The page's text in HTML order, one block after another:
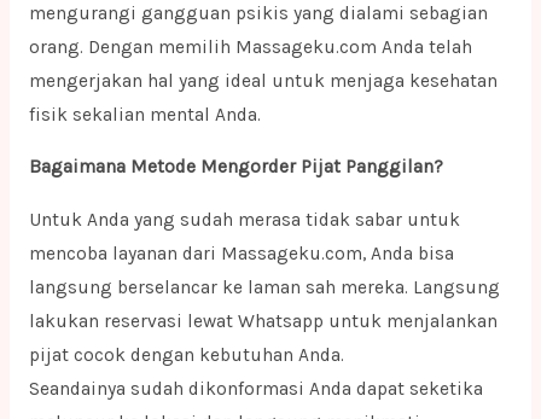
mengurangi gangguan psikis yang dialami sebagian
orang. Dengan memilih Massageku.com Anda telah
mengerjakan hal yang ideal untuk menjaga kesehatan
fisik sekalian mental Anda.
Bagaimana Metode Mengorder Pijat Panggilan?
Untuk Anda yang sudah merasa tidak sabar untuk
mencoba layanan dari Massageku.com, Anda bisa
langsung berselancar ke laman sah mereka. Langsung
lakukan reservasi lewat Whatsapp untuk menjalankan
pijat cocok dengan kebutuhan Anda.
Seandainya sudah dikonformasi Anda dapat seketika